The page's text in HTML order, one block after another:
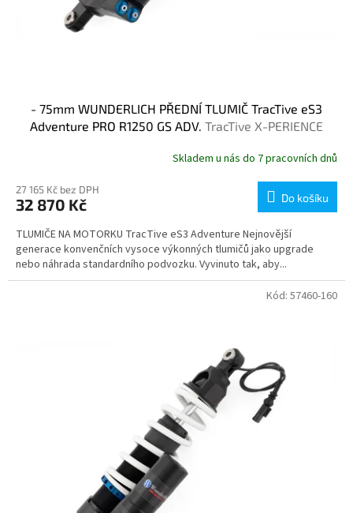
- 75mm WUNDERLICH PŘEDNÍ TLUMIČ TracTive eS3
Adventure PRO R1250 GS ADV. TracTive X-PERIENCE
Skladem u nás do 7 pracovních dnů
27 165 Kč bez DPH
32 870 Kč Do košíku
TLUMIČE NA MOTORKU TracTive eS3 Adventure Nejnovější
generace konvenčních vysoce výkonných tlumičů jako upgrade
nebo náhrada standardního podvozku. Vyvinuto tak, aby...
Kód: 57460-160